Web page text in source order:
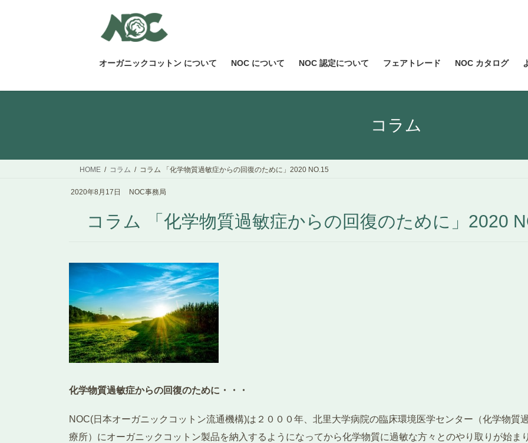
ス
ン
オーガニックコットン について NOC について NOC 認定について フェアトレード NOC カタログ
コラム
HOME コラム コラム 「化学物質過敏症からの回復のために」2020 NO.15
2020年8月17日 NOC事務局
コラム 「化学物質過敏症からの回復のために」2020
化学物質過敏症からの回復のために・・・
NOC(日本オーガニックコットン流通機構)は２０００年、北里大学病院の臨床環境医学センター（化学物質
療所）にオーガニックコットン製品を納入するようになってから化学物質に過敏な方々とのやり取りが始ま